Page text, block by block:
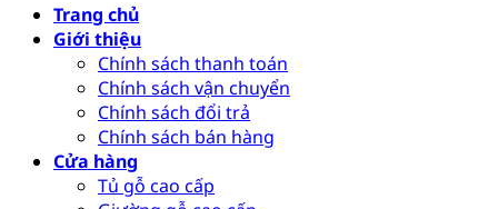
Trang chủ
Giới thiệu
Chính sách thanh toán
Chính sách vận chuyển
Chính sách đổi trả
Chính sách bán hàng
Cửa hàng
Tủ gỗ cao cấp